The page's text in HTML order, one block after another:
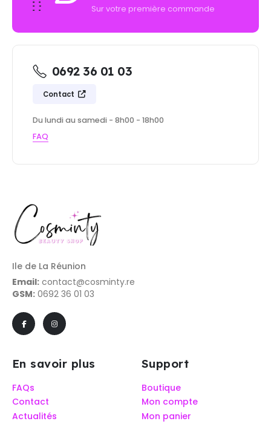
Sur votre première commande
0692 36 01 03
Contact
Du lundi au samedi - 8h00 - 18h00
FAQ
Ile de La Réunion
Email: contact@cosminty.re
GSM: 0692 36 01 03
En savoir plus
FAQs
Contact
Actualités
Support
Boutique
Mon compte
Mon panier